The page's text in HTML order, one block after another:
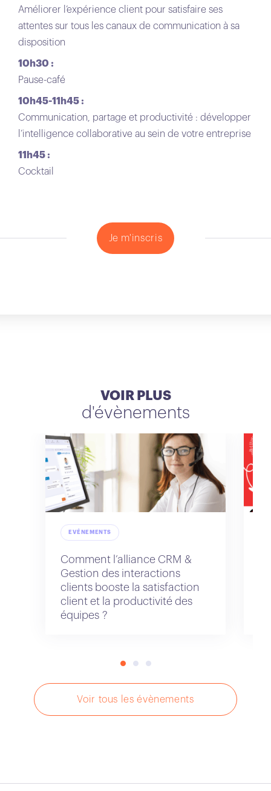
Améliorer l’expérience client pour satisfaire ses
attentes sur tous les canaux de communication à sa
disposition
10h30 :
Pause-café
10h45-11h45 :
Communication, partage et productivité : développer
l’intelligence collaborative au sein de votre entreprise
11h45 :
Cocktail
Je m'inscris
VOIR PLUS
d'évènements
EVÉNEMENTS
Comment l’alliance CRM &
Gestion des interactions
clients booste la satisfaction
client et la productivité des
équipes ?
Voir tous les évènements